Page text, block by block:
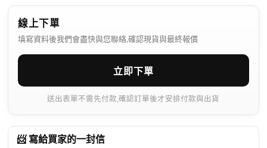
線上下單
填寫資料後我們會盡快與您聯絡,確認現貨與最終報價
立即下單
送出表單不需先付款,確認訂單後才安排付款與出貨
📨 寫給買家的一封信